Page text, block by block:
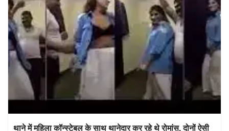
थाने में महिला कॉन्स्टेबल के साथ थानेदार कर रहे थे रोमांस, दोनों ऐसी